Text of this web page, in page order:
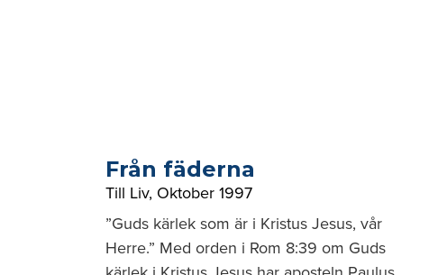
Från fäderna
Till Liv, Oktober 1997
”Guds kärlek som är i Kristus Jesus, vår
Herre.” Med orden i Rom 8:39 om Guds